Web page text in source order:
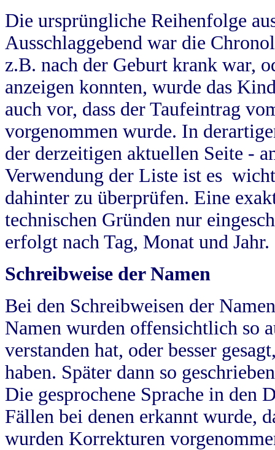
Die ursprüngliche Reihenfolge
Ausschlaggebend war die
z.B. nach der Geburt krank war,
anzeigen konnten, wurde das
auch vor, dass der Taufeintrag
vorgenommen wurde. In
der derzeitigen aktuellen Seite -
Verwendung der Liste ist es
dahinter zu überprüfen. Eine
technischen Gründen nur
erfolgt nach Tag, Monat und Jahr.
Schreibweise der Namen
Bei den Schreibweisen der
Namen wurden offensichtlich so
verstanden hat, oder besser
haben. Später dann so
Die gesprochene Sprache in
Fällen bei denen erkannt wurde,
wurden Korrekturen